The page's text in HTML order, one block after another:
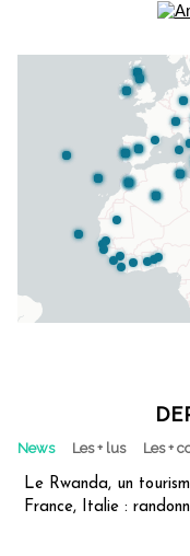
News Les + lus Les +
Le Rwanda, un
France, Italie :